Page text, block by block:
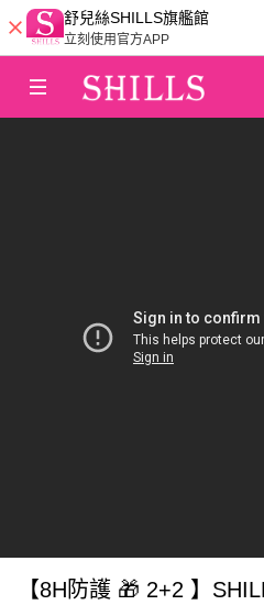
舒兒絲SHILLS旗艦館
立刻使用官方APP
【8H防護 🎁 2+2 】